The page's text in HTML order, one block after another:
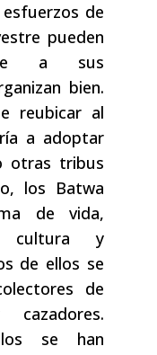
de
pueden
a sus
bien.
reubicar al
a adoptar
otras tribus
los Batwa
de vida,
cultura y
de ellos se
de
se han